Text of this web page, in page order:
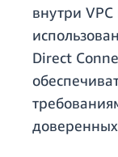
внутри
Direct
доверенных